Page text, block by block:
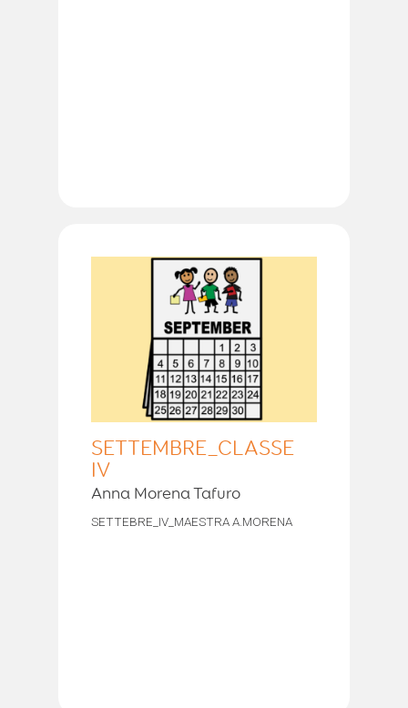
SETTEMBRE_CLASSE
IV
Anna Morena Tafuro
SETTEBRE_IV_MAESTRA A.MORENA